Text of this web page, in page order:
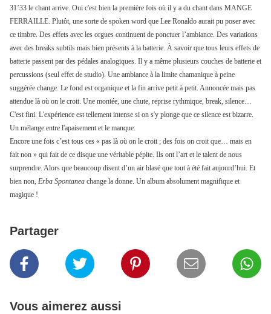
31’33 le chant arrive. Oui c'est bien la première fois où il y a du chant dans MANGE
FERRAILLE. Plutôt, une sorte de spoken word que Lee Ronaldo aurait pu poser avec
ce timbre. Des effets avec les orgues continuent de ponctuer l’ambiance. Des variations
avec des breaks subtils mais bien présents à la batterie. À savoir que tous leurs effets de
batterie passent par des pédales analogiques. Il y a même plusieurs couches de batterie et
percussions (seul effet de studio). Une ambiance à la limite chamanique à peine
suggérée change. Le fond est organique et la fin arrive petit à petit. Annoncée mais pas
attendue là où on le croit. Une montée, une chute, reprise rythmique, break, silence…
C'est fini. L'expérience est tellement intense si on s'y plonge que ce silence est bizarre.
Un mélange entre l'apaisement et le manque.
Encore une fois c’est tous ces « pas là où on le croit ; des fois on croit que… mais en
fait non » qui fait de ce disque une véritable pépite. Ils ont l’art et le talent de nous
surprendre. Alors que beaucoup disent d’un air blasé que tout à été fait aujourd’hui. Et
bien non, Erba Spontanea change la donne. Un album absolument magnifique et
magique !
Partager
Vous aimerez aussi